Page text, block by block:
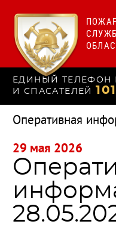
ЕДИНЫЙ ТЕЛЕФОН
И СПАСАТЕЛЕЙ 101
Оперативная
29 мая 2026